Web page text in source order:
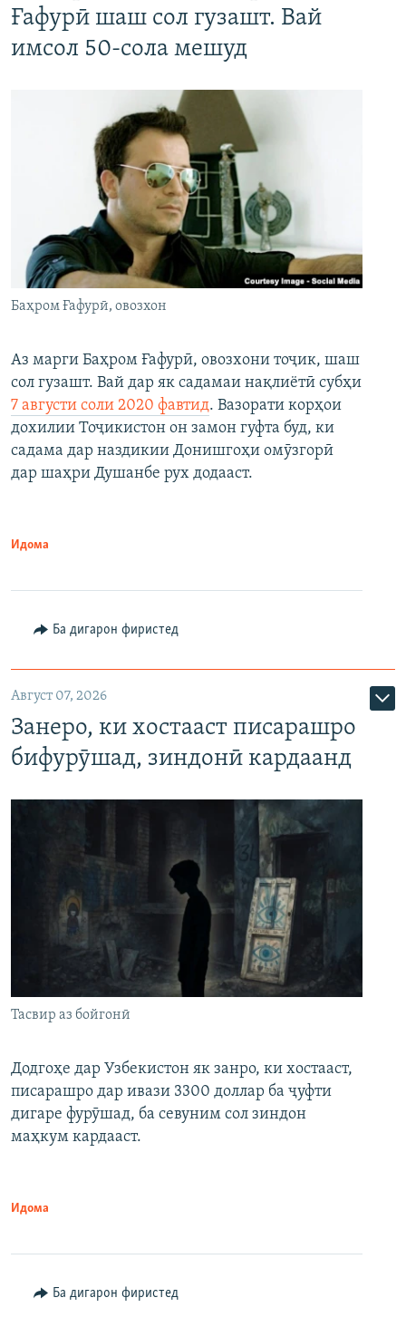
Ғафурӣ шаш сол гузашт. Вай
имсол 50-сола мешуд
Баҳром Ғафурӣ, овозхон
Аз марги Баҳром Ғафурӣ, овозхони тоҷик, шаш
сол гузашт. Вай дар як садамаи нақлиётӣ субҳи
7 августи соли 2020 фавтид. Вазорати корҳои
дохилии Тоҷикистон он замон гуфта буд, ки
садама дар наздикии Донишгоҳи омӯзгорӣ
дар шаҳри Душанбе рух додааст.
Идома
Ба дигарон фиристед
Август 07, 2026
Занеро, ки хостааст писарашро
бифурӯшад, зиндонӣ кардаанд
Тасвир аз бойгонӣ
Додгоҳе дар Узбекистон як занро, ки хостааст,
писарашро дар ивази 3300 доллар ба ҷуфти
дигаре фурӯшад, ба севуним сол зиндон
маҳкум кардааст.
Идома
Ба дигарон фиристед